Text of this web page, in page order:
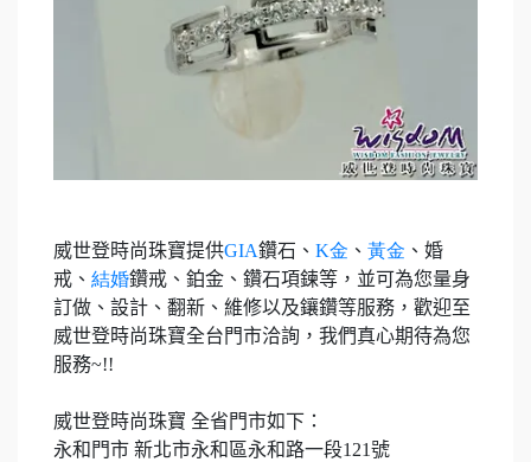
威世登時尚珠寶提供GIA鑽石、 K金 、 黃金 、婚
戒、 結婚鑽戒、鉑金、鑽石項鍊等，並可為您量身
訂做、設計、翻新、維修以及鑲鑽等服務，歡迎至
威世登時尚珠寶全台門市洽詢，我們真心期待為您
服務~!!
威世登時尚珠寶 全省門市如下：
永和門市 新北市永和區永和路一段121號